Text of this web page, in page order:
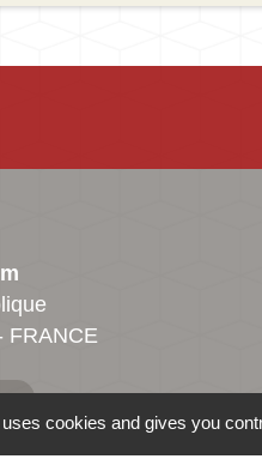
FRANCE
cookies and gives you